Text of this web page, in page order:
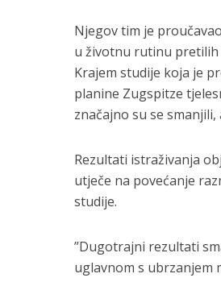
Njegov tim je
u životnu rutinu pretilih
Krajem studije koja je
planine Zugspitze
značajno su se
Rezultati istraživanja
utječe na povećanje
studije.
”Dugotrajni rezultati
uglavnom s ubrzanjem